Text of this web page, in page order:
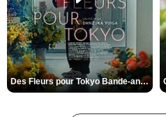
Des Fleurs pour Tokyo Bande-annonce VO STFR